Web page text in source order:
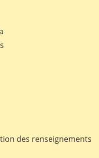
des renseignements